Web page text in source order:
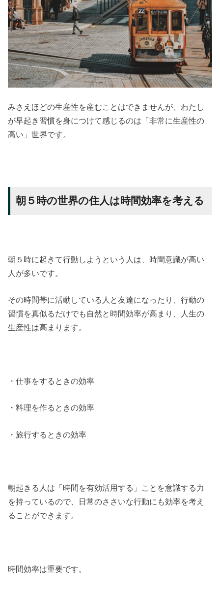
みさえほどの生産性を産むことはできませんが、わたし
が早起き習慣を身につけて感じるのは「非常に生産性の
高い」世界です。
朝５時の世界の住人は時間効率を考える
朝５時に起きて行動しようという人は、時間意識が高い
人が多いです。
その時間帯に活動している人と友達になったり、行動の
習慣を真似るだけでも自然と時間効率が高まり、人生の
生産性は高まります。
・仕事をするときの効率
・料理を作るときの効率
・旅行するときの効率
朝起きる人は「時間を有効活用する」ことを意識する力
を持っているので、日常のささいな行動にも効率を考え
ることができます。
時間効率は重要です。